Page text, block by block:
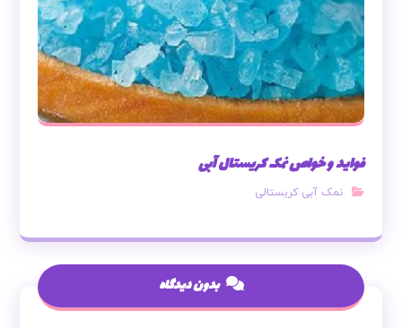
فواید و خواص نمک کریستال آبی
نمک آبی کریستالی
بدون دیدگاه